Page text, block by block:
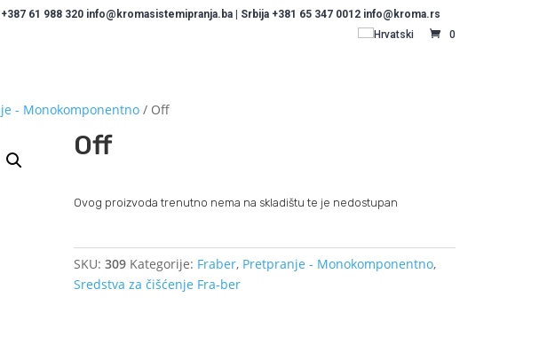
61 988 320 info@kromasistemipranja.ba | Srbija +381 65 347 0012 info@kroma.rs
Hrvatski
0
- Monokomponentno/ Off
Off
Ovog proizvoda trenutno nema na skladištu te je nedostupan
SKU:309 Kategorije: Fraber, Pretpranje - Monokomponentno,
Sredstva za čišćenje Fra-ber